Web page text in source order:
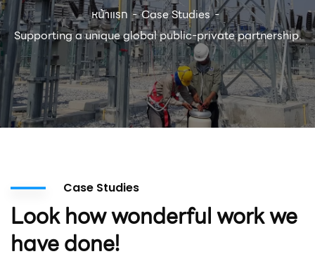
หน้าแรก
Case Studies
Supporting a unique global public-private partnership.
Case Studies
Look how wonderful work we
have done!